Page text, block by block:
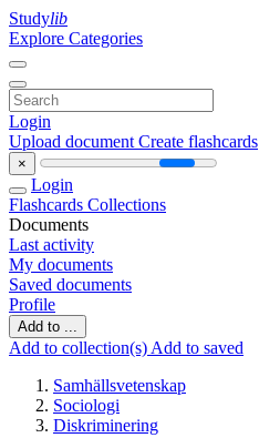
Studylib
Explore Categories
Login
Upload document Create flashcards
×
Login
Flashcards Collections
Documents
Last activity
My documents
Saved documents
Profile
Add to ...
Add to collection(s) Add to saved
Samhällsvetenskap
Sociologi
Diskriminering